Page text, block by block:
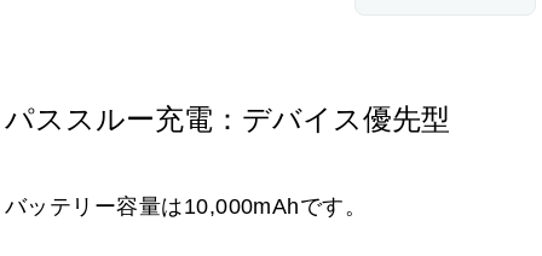
パススルー充電：デバイス優先型
バッテリー容量は10,000mAhです。